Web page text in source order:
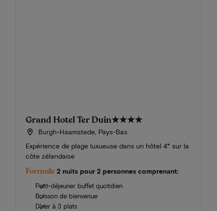
Grand Hotel Ter Duin★★★★
Burgh-Haamstede, Pays-Bas
Expérience de plage luxueuse dans un hôtel 4* sur la
côte zélandaise
Formule 2 nuits pour 2 personnes comprenant:
Petit-déjeuner buffet quotidien
Boisson de bienvenue
Dîner à 3 plats